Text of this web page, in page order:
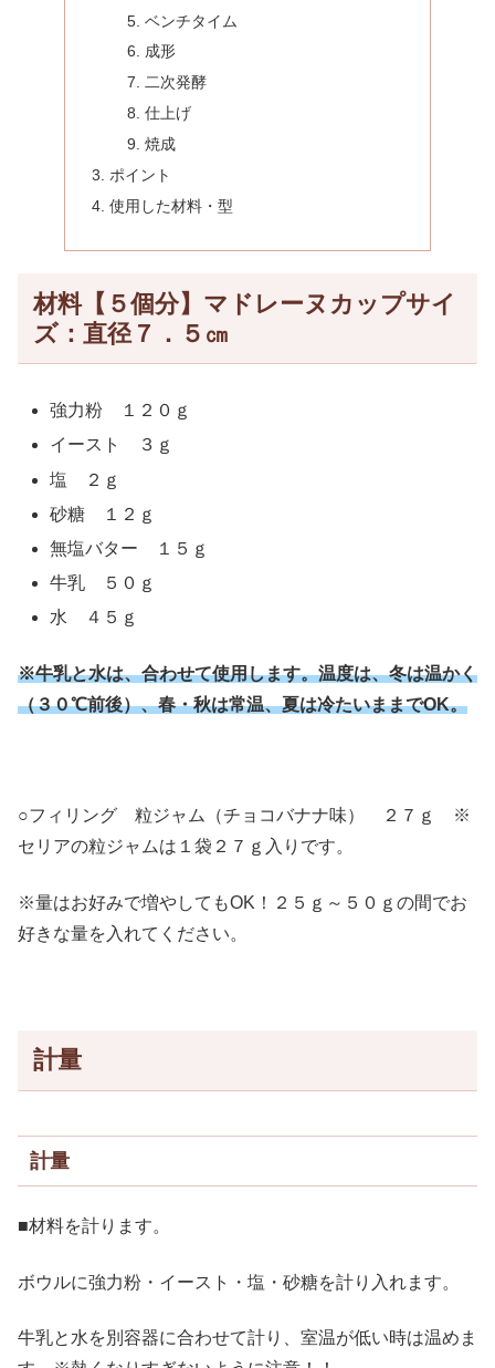
ベンチタイム
成形
二次発酵
仕上げ
焼成
ポイント
使用した材料・型
材料【５個分】マドレーヌカップサイ
ズ：直径７．５㎝
強力粉 １２０ｇ
イースト ３ｇ
塩 ２ｇ
砂糖 １２ｇ
無塩バター １５ｇ
牛乳 ５０ｇ
水 ４５ｇ
※牛乳と水は、合わせて使用します。温度は、冬は温かく
（３０℃前後）、春・秋は常温、夏は冷たいままでOK。
○フィリング 粒ジャム（チョコバナナ味） ２７ｇ ※
セリアの粒ジャムは１袋２７ｇ入りです。
※量はお好みで増やしてもOK！２５ｇ～５０ｇの間でお
好きな量を入れてください。
計量
計量
■材料を計ります。
ボウルに強力粉・イースト・塩・砂糖を計り入れます。
牛乳と水を別容器に合わせて計り、室温が低い時は温めま